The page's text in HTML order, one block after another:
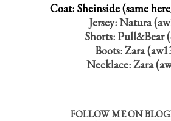
Coat: Sheinside (same
Jersey: Natura
Shorts: Pull&Bear
Boots: Zara
Necklace: Zara
FOLLOW ME ON